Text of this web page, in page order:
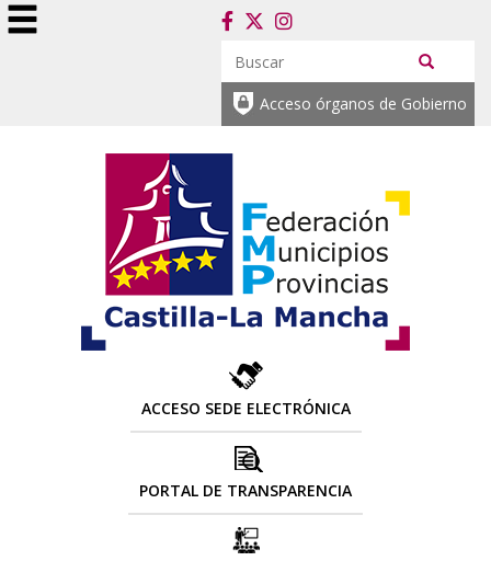
Acceso órganos de Gobierno
ACCESO SEDE ELECTRÓNICA
PORTAL DE TRANSPARENCIA